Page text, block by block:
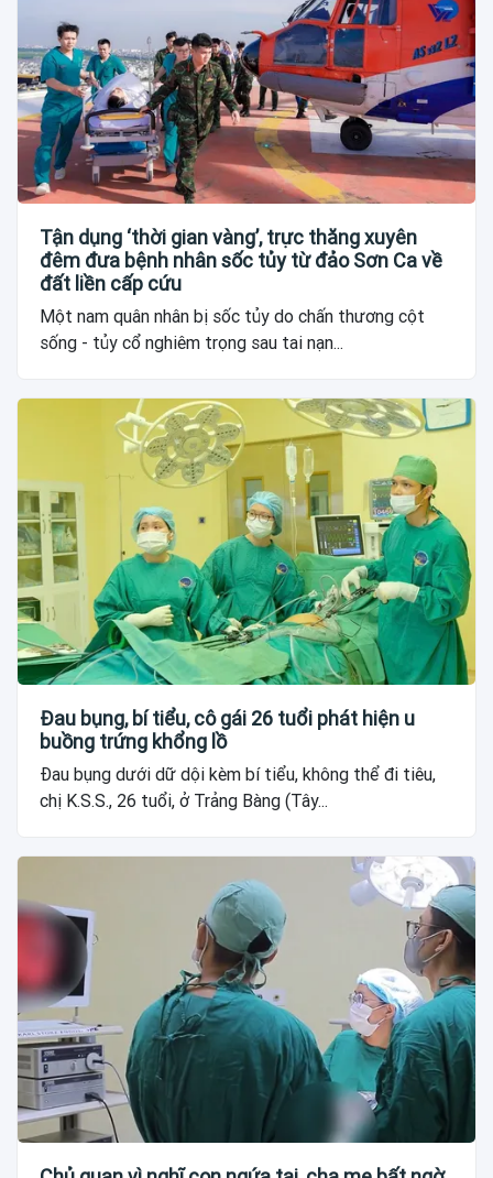
Tận dụng ‘thời gian vàng’, trực thăng xuyên
đêm đưa bệnh nhân sốc tủy từ đảo Sơn Ca về
đất liền cấp cứu
Một nam quân nhân bị sốc tủy do chấn thương cột
sống - tủy cổ nghiêm trọng sau tai nạn...
Đau bụng, bí tiểu, cô gái 26 tuổi phát hiện u
buồng trứng khổng lồ
Đau bụng dưới dữ dội kèm bí tiểu, không thể đi tiêu,
chị K.S.S., 26 tuổi, ở Trảng Bàng (Tây...